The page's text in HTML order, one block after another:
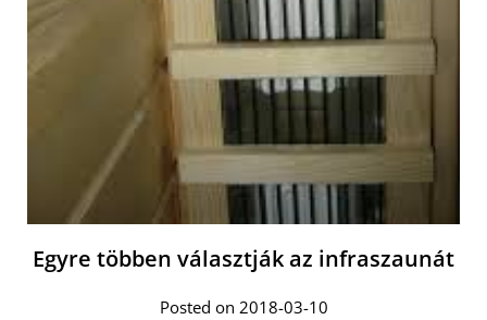
Egyre többen választják az infraszaunát
Posted on 2018-03-10